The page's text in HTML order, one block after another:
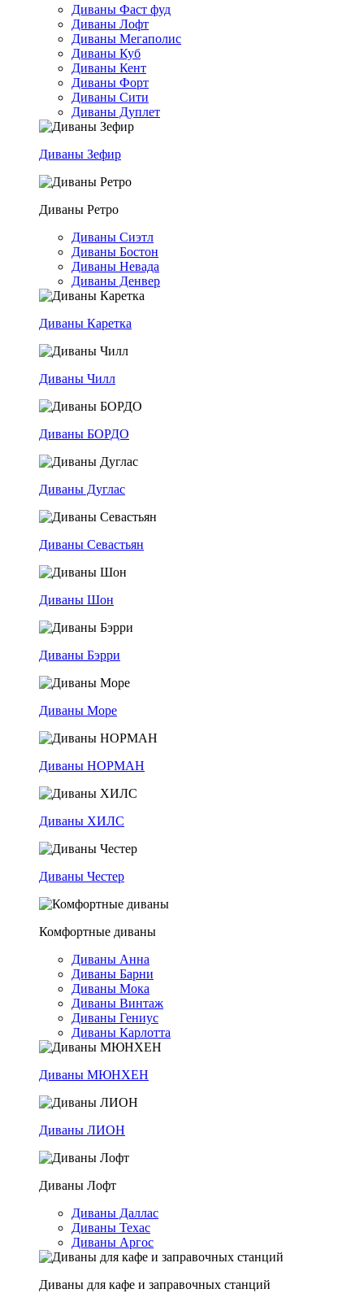
Диваны Фаст фуд
Диваны Лофт
Диваны Мегаполис
Диваны Куб
Диваны Кент
Диваны Форт
Диваны Сити
Диваны Дуплет
Диваны Зефир
Диваны Ретро
Диваны Сиэтл
Диваны Бостон
Диваны Невада
Диваны Денвер
Диваны Каретка
Диваны Чилл
Диваны БОРДО
Диваны Дуглас
Диваны Севастьян
Диваны Шон
Диваны Бэрри
Диваны Море
Диваны НОРМАН
Диваны ХИЛС
Диваны Честер
Комфортные диваны
Диваны Анна
Диваны Барни
Диваны Мока
Диваны Винтаж
Диваны Гениус
Диваны Карлотта
Диваны МЮНХЕН
Диваны ЛИОН
Диваны Лофт
Диваны Даллас
Диваны Техас
Диваны Аргос
Диваны для кафе и заправочных станций